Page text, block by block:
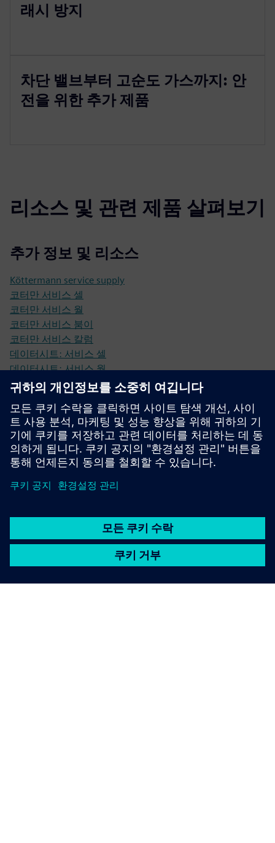
래시 방지
차단 밸브부터 고순도 가스까지: 안
전을 위한 추가 제품
리소스 및 관련 제품 살펴보기
추가 정보 및 리소스
Köttermann service supply
코터만 서비스 셀
코터만 서비스 월
코터만 서비스 붐이
코터만 서비스 칼럼
데이터시트: 서비스 셀
데이터시트: 서비스 월
데이터시트: 벤치 장착형 서비스 컬럼
선행 조건